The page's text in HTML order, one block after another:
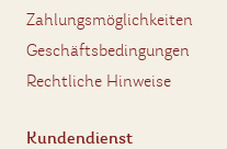
Zahlungsmöglichkeiten
Geschäftsbedingungen
Rechtliche Hinweise
Kundendienst